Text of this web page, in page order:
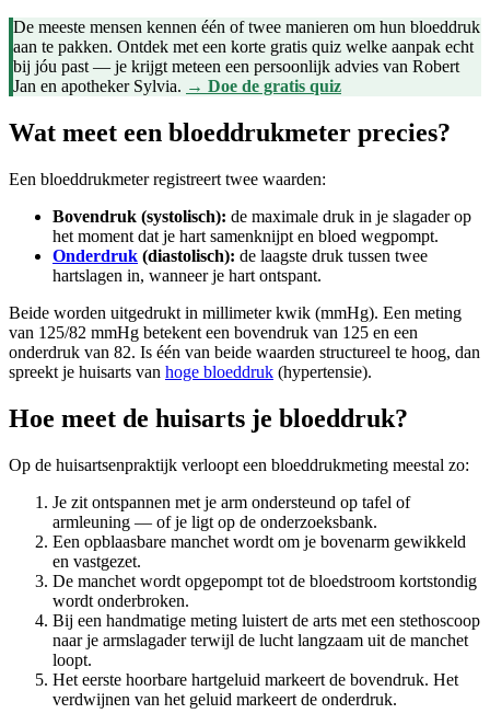
De meeste mensen kennen één of twee manieren om hun bloeddruk
aan te pakken. Ontdek met een korte gratis quiz welke aanpak echt
bij jóu past — je krijgt meteen een persoonlijk advies van Robert
Jan en apotheker Sylvia. → Doe de gratis quiz
Wat meet een bloeddrukmeter precies?
Een bloeddrukmeter registreert twee waarden:
Bovendruk (systolisch): de maximale druk in je slagader op
het moment dat je hart samenknijpt en bloed wegpompt.
Onderdruk (diastolisch): de laagste druk tussen twee
hartslagen in, wanneer je hart ontspant.
Beide worden uitgedrukt in millimeter kwik (mmHg). Een meting
van 125/82 mmHg betekent een bovendruk van 125 en een
onderdruk van 82. Is één van beide waarden structureel te hoog, dan
spreekt je huisarts van hoge bloeddruk (hypertensie).
Hoe meet de huisarts je bloeddruk?
Op de huisartsenpraktijk verloopt een bloeddrukmeting meestal zo:
Je zit ontspannen met je arm ondersteund op tafel of
armleuning — of je ligt op de onderzoeksbank.
Een opblaasbare manchet wordt om je bovenarm gewikkeld
en vastgezet.
De manchet wordt opgepompt tot de bloedstroom kortstondig
wordt onderbroken.
Bij een handmatige meting luistert de arts met een stethoscoop
naar je armslagader terwijl de lucht langzaam uit de manchet
loopt.
Het eerste hoorbare hartgeluid markeert de bovendruk. Het
verdwijnen van het geluid markeert de onderdruk.